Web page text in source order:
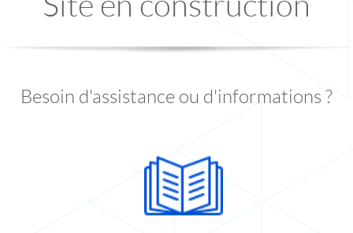
Besoin d'assistance ou d'informations ?